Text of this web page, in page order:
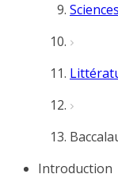
Introduction